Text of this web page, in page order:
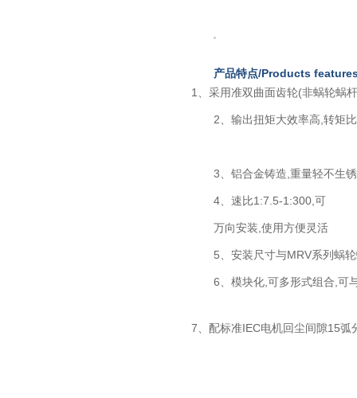
产品特点/Products
1、采用准双曲面齿轮(非蜗轮蜗
2、输出扭矩大效率高,转矩
3、铝合金铸造,重量轻不生
4、速比1:7.5-1:300,可
万向安装,使用方便灵活
5、安装尺寸与MRV系列蜗
6、模块化,可多形式组合,可
7、配标准IEC电机回尘间隙15